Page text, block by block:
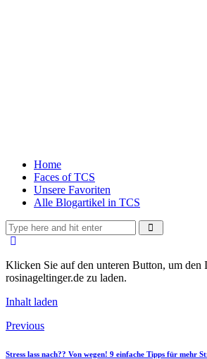
Home
Faces of TCS
Unsere Favoriten
Alle Blogartikel in TCS
Klicken Sie auf den unteren Button, um den
rosinageltinger.de zu laden.
Inhalt laden
Beitragsnavigation
Previous
Stress lass nach?? Von wegen! 9 einfache Tipps für mehr